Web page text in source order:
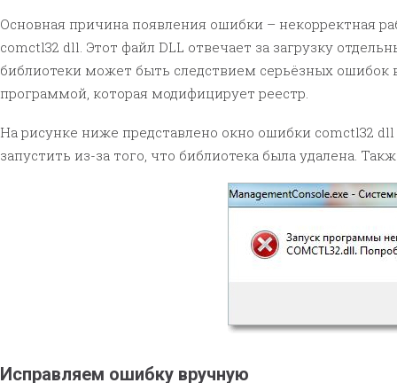
Основная причина появления ошибки – некорректная
comctl32 dll. Этот файл DLL отвечает за загрузку
библиотеки может быть следствием серьёзных
программой, которая модифицирует реестр.
На рисунке ниже представлено окно ошибки comctl32
запустить из-за того, что библиотека была удалена.
Исправляем ошибку вручную